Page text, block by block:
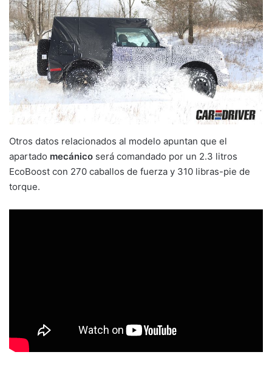
Otros datos relacionados al modelo apuntan que el
apartado mecánico será comandado por un 2.3 litros
EcoBoost con 270 caballos de fuerza y ​​310 libras-pie de
torque.